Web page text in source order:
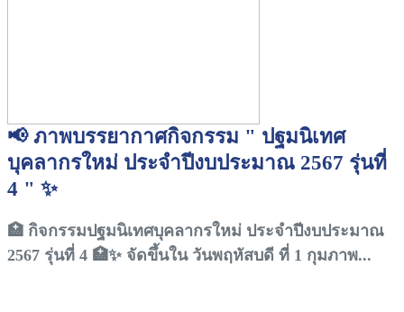
📢 ภาพบรรยากาศกิจกรรม " ปฐมนิเทศ
บุคลากรใหม่ ประจำปีงบประมาณ 2567 รุ่นที่
4 " ✨
🏥 กิจกรรมปฐมนิเทศบุคลากรใหม่ ประจำปีงบประมาณ
2567 รุ่นที่ 4 🏥✨ จัดขึ้นใน วันพฤหัสบดี ที่ 1 กุมภาพ...